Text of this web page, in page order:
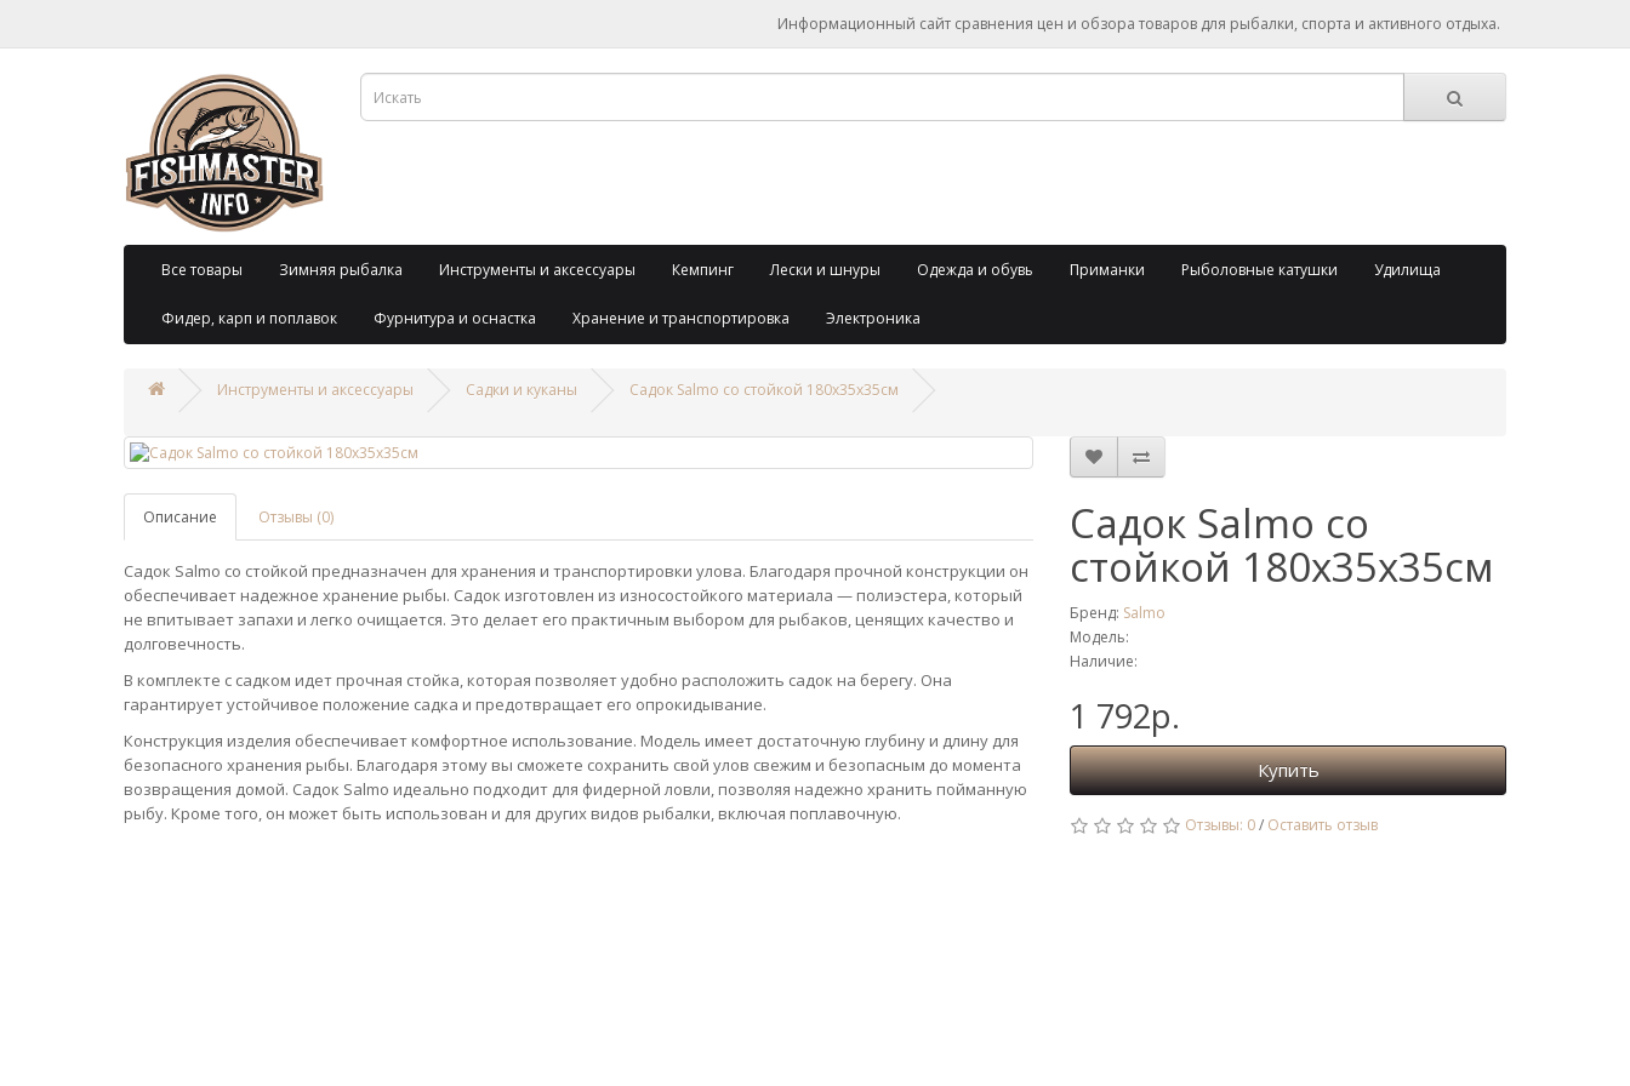
Информационный сайт сравнения цен и обзора товаров для рыбалки, спорта и активного отдыха.
Все товары Зимняя рыбалка Инструменты и аксессуары Кемпинг Лески и шнуры Одежда и обувь Приманки Рыболовные катушки Удилища
Фидер, карп и поплавок Фурнитура и оснастка Хранение и транспортировка Электроника
Инструменты и аксессуары Садки и куканы Садок Salmo со стойкой 180х35х35см
Описание Отзывы (0)
Садок Salmo со стойкой предназначен для хранения и транспортировки улова. Благодаря прочной конструкции он
обеспечивает надежное хранение рыбы. Садок изготовлен из износостойкого материала — полиэстера, который
не впитывает запахи и легко очищается. Это делает его практичным выбором для рыбаков, ценящих качество и
долговечность.
В комплекте с садком идет прочная стойка, которая позволяет удобно расположить садок на берегу. Она
гарантирует устойчивое положение садка и предотвращает его опрокидывание.
Конструкция изделия обеспечивает комфортное использование. Модель имеет достаточную глубину и длину для
безопасного хранения рыбы. Благодаря этому вы сможете сохранить свой улов свежим и безопасным до момента
возвращения домой. Садок Salmo идеально подходит для фидерной ловли, позволяя надежно хранить пойманную
рыбу. Кроме того, он может быть использован и для других видов рыбалки, включая поплавочную.
Садок Salmo со
стойкой 180х35х35см
Бренд: Salmo
Модель:
Наличие:
1 792р.
Купить
Отзывы: 0/ Оставить отзыв